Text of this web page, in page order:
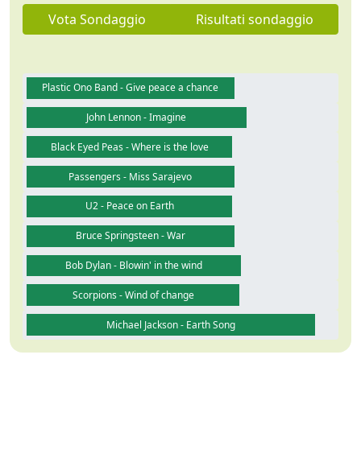
Vota Sondaggio Risultati sondaggio
Plastic Ono Band - Give peace a chance
John Lennon - Imagine
Black Eyed Peas - Where is the love
Passengers - Miss Sarajevo
U2 - Peace on Earth
Bruce Springsteen - War
Bob Dylan - Blowin' in the wind
Scorpions - Wind of change
Michael Jackson - Earth Song